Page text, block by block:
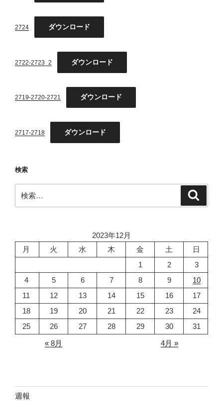
2724 ダウンロード
2722-2723_2 ダウンロード
2719-2720-2721 ダウンロード
2717-2718 ダウンロード
検索
索:
2023年12月
月
火 水 木 金 土
日
1
2
3
4
5 6 7 8 9
10
11
12 13 14 15 16
17
18
19 20 21 22 23
24
25
26 27 28 29 30
31
« 8月
4月 »
週報